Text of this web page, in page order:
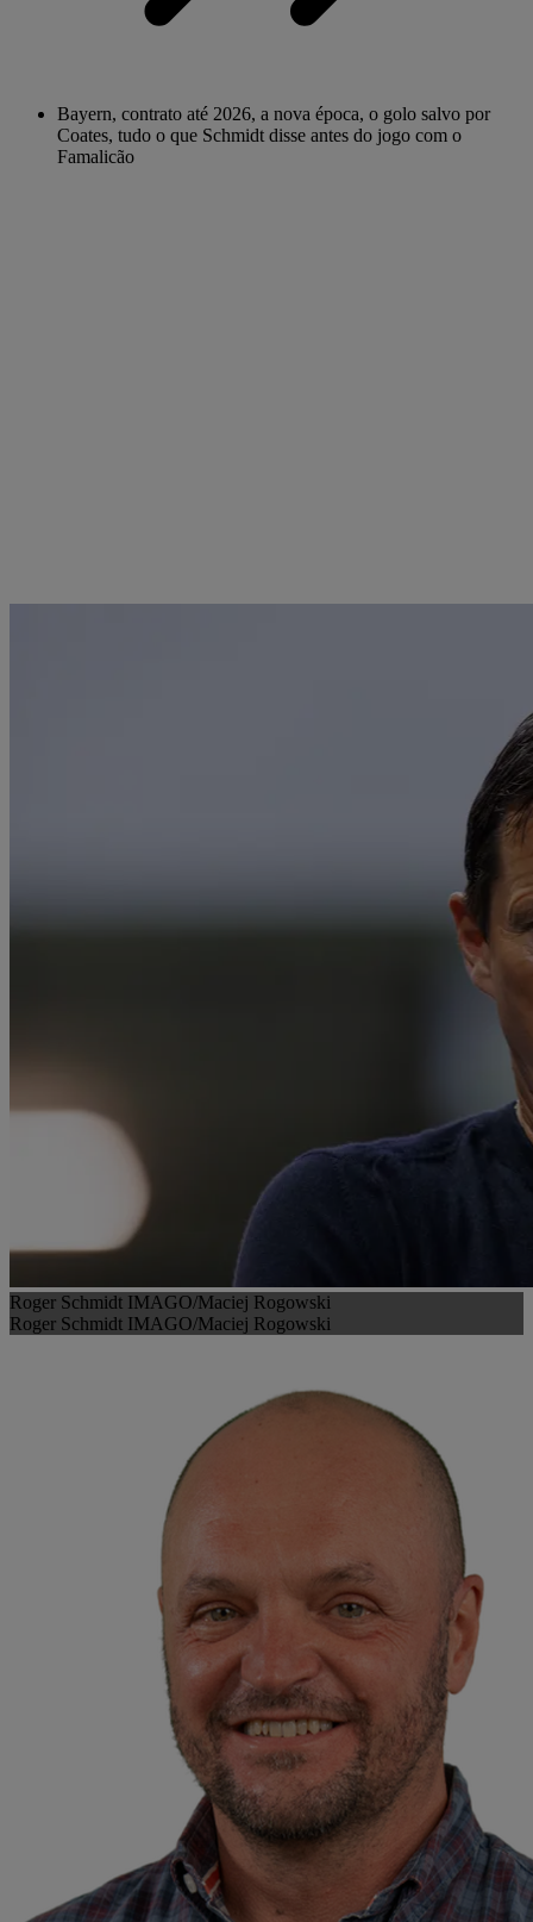
Bayern, contrato até 2026, a nova época, o golo salvo por
Coates, tudo o que Schmidt disse antes do jogo com o
Famalicão
Roger Schmidt IMAGO/Maciej Rogowski
Roger Schmidt IMAGO/Maciej Rogowski